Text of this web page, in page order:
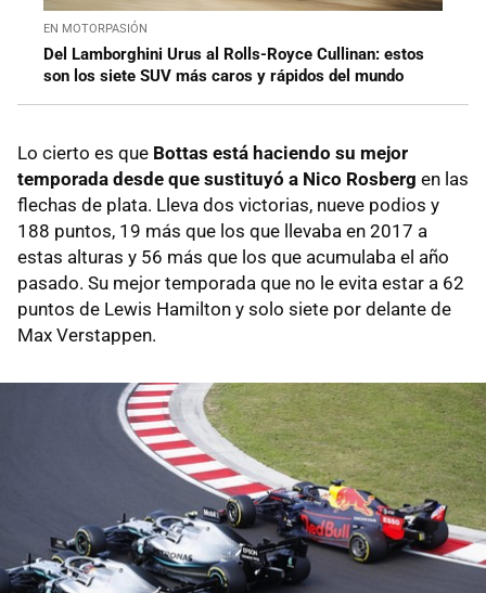
EN MOTORPASIÓN
Del Lamborghini Urus al Rolls-Royce Cullinan: estos
son los siete SUV más caros y rápidos del mundo
Lo cierto es que Bottas está haciendo su mejor
temporada desde que sustituyó a Nico Rosberg en las
flechas de plata. Lleva dos victorias, nueve podios y
188 puntos, 19 más que los que llevaba en 2017 a
estas alturas y 56 más que los que acumulaba el año
pasado. Su mejor temporada que no le evita estar a 62
puntos de Lewis Hamilton y solo siete por delante de
Max Verstappen.